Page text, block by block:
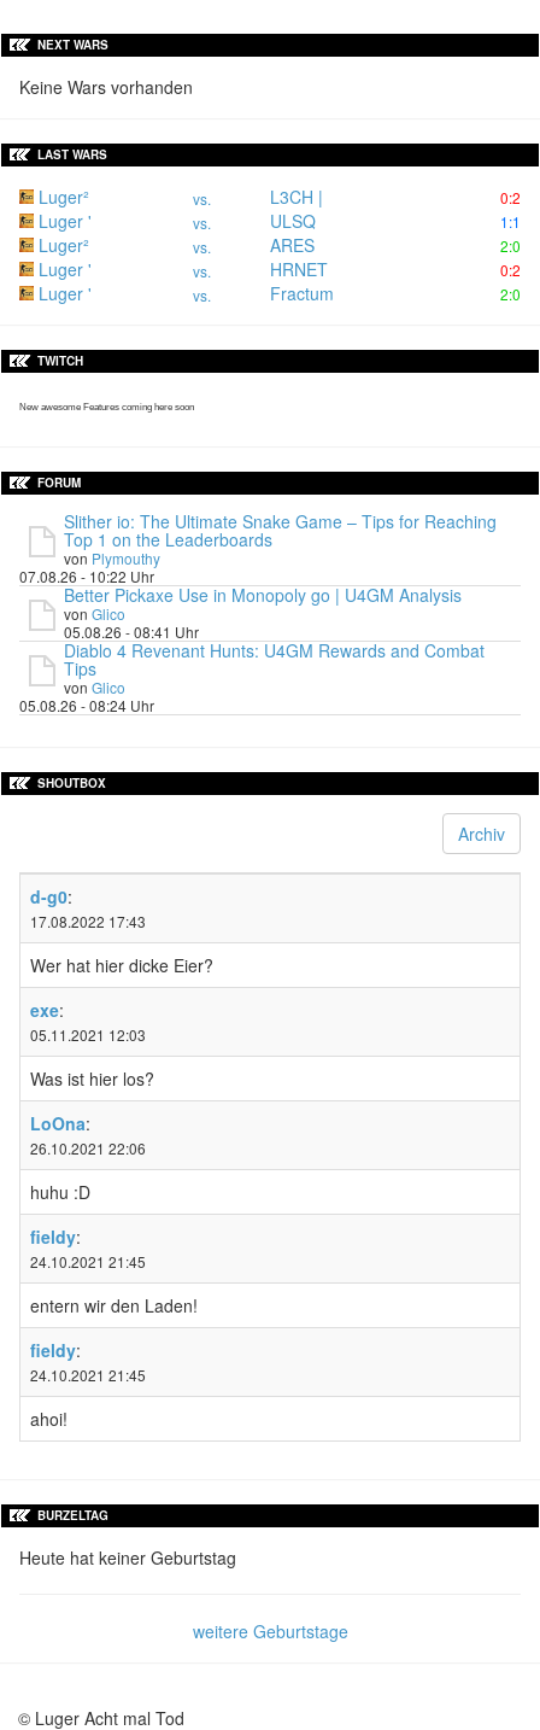
NEXT WARS
Keine Wars vorhanden
LAST WARS
Luger² vs. L3CH | 0:2
Luger ' vs. ULSQ 1:1
Luger² vs. ARES 2:0
Luger ' vs. HRNET 0:2
Luger ' vs. Fractum 2:0
TWITCH
New awesome Features coming here soon
FORUM
Slither io: The Ultimate Snake Game – Tips for Reaching
Top 1 on the Leaderboards
von Plymouthy
07.08.26 - 10:22 Uhr
Better Pickaxe Use in Monopoly go | U4GM Analysis
von Glico
05.08.26 - 08:41 Uhr
Diablo 4 Revenant Hunts: U4GM Rewards and Combat
Tips
von Glico
05.08.26 - 08:24 Uhr
SHOUTBOX
Archiv
d-g0:
17.08.2022 17:43
Wer hat hier dicke Eier?
exe:
05.11.2021 12:03
Was ist hier los?
LoOna:
26.10.2021 22:06
huhu :D
fieldy:
24.10.2021 21:45
entern wir den Laden!
fieldy:
24.10.2021 21:45
ahoi!
BURZELTAG
Heute hat keiner Geburtstag
weitere Geburtstage
© Luger Acht mal Tod